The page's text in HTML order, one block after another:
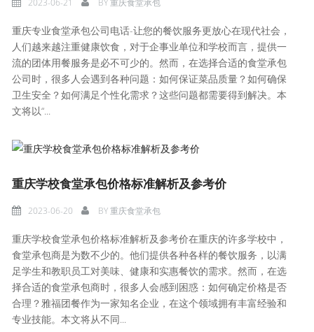
2023-06-21 BY重庆食堂承包
重庆专业食堂承包公司电话-让您的餐饮服务更放心在现代社会，
人们越来越注重健康饮食，对于企事业单位和学校而言，提供一
流的团体用餐服务是必不可少的。然而，在选择合适的食堂承包
公司时，很多人会遇到各种问题：如何保证菜品质量？如何确保
卫生安全？如何满足个性化需求？这些问题都需要得到解决。本
文将以“...
重庆学校食堂承包价格标准解析及参考价
2023-06-20 BY重庆食堂承包
重庆学校食堂承包价格标准解析及参考价在重庆的许多学校中，
食堂承包商是为数不少的。他们提供各种各样的餐饮服务，以满
足学生和教职员工对美味、健康和实惠餐饮的需求。然而，在选
择合适的食堂承包商时，很多人会感到困惑：如何确定价格是否
合理？雅福团餐作为一家知名企业，在这个领域拥有丰富经验和
专业技能。本文将从不同...